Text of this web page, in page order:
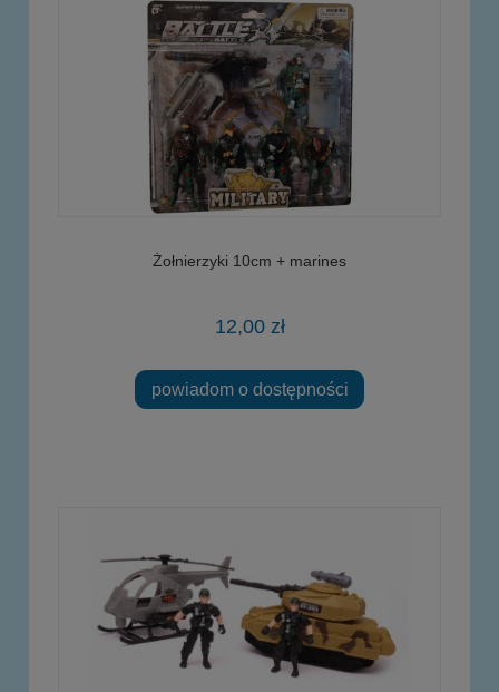
Żołnierzyki 10cm + marines
12,00 zł
powiadom o dostępności